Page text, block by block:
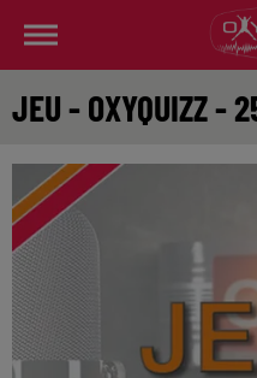
JEU - OXYQUIZZ -